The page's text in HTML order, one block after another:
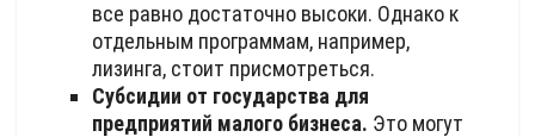
все равно достаточно высоки. Однако к
отдельным программам, например,
лизинга, стоит присмотреться.
Субсидии от государства для
предприятий малого бизнеса. Это могут